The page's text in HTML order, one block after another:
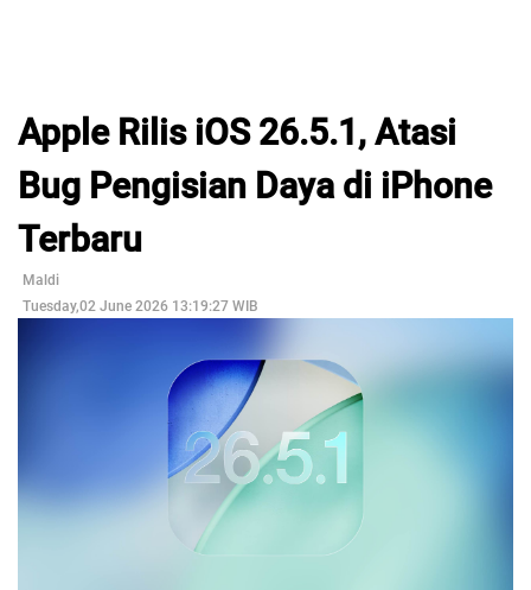
Apple Rilis iOS 26.5.1, Atasi
Bug Pengisian Daya di iPhone
Terbaru
Maldi
Tuesday,02 June 2026 13:19:27 WIB